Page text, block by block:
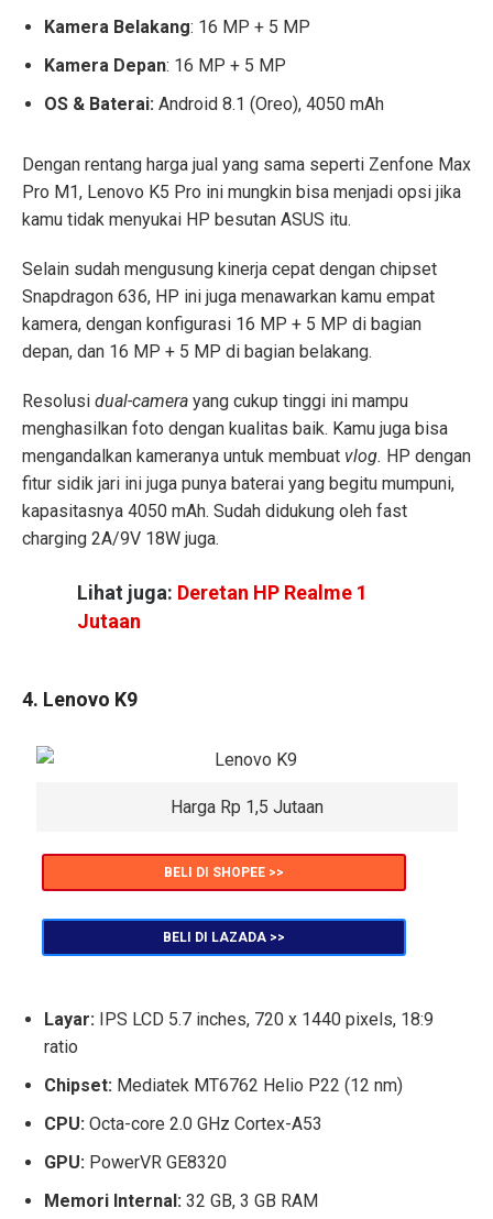
Kamera Belakang: 16 MP + 5 MP
Kamera Depan: 16 MP + 5 MP
OS & Baterai: Android 8.1 (Oreo), 4050 mAh
Dengan rentang harga jual yang sama seperti Zenfone Max
Pro M1, Lenovo K5 Pro ini mungkin bisa menjadi opsi jika
kamu tidak menyukai HP besutan ASUS itu.
Selain sudah mengusung kinerja cepat dengan chipset
Snapdragon 636, HP ini juga menawarkan kamu empat
kamera, dengan konfigurasi 16 MP + 5 MP di bagian
depan, dan 16 MP + 5 MP di bagian belakang.
Resolusi dual-camera yang cukup tinggi ini mampu
menghasilkan foto dengan kualitas baik. Kamu juga bisa
mengandalkan kameranya untuk membuat vlog. HP dengan
fitur sidik jari ini juga punya baterai yang begitu mumpuni,
kapasitasnya 4050 mAh. Sudah didukung oleh fast
charging 2A/9V 18W juga.
Lihat juga: Deretan HP Realme 1
Jutaan
4. Lenovo K9
Harga Rp 1,5 Jutaan
BELI DI SHOPEE >>
BELI DI LAZADA >>
Layar: IPS LCD 5.7 inches, 720 x 1440 pixels, 18:9
ratio
Chipset: Mediatek MT6762 Helio P22 (12 nm)
CPU: Octa-core 2.0 GHz Cortex-A53
GPU: PowerVR GE8320
Memori Internal: 32 GB, 3 GB RAM